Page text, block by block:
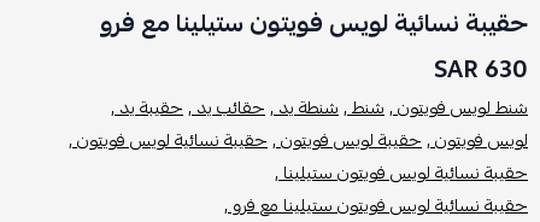
حقيبة نسائية لويس فويتون ستيلينا مع فرو
630 SAR
شنط لويس فويتون ,شنط ,شنطة يد ,حقائب يد ,حقيبة يد ,
لويس فويتون ,حقيبة لويس فويتون ,حقيبة نسائية لويس فويتون ,
حقيبة نسائية لويس فويتون ستيلينا ,
حقيبة نسائية لويس فويتون ستيلينا مع فرو ,